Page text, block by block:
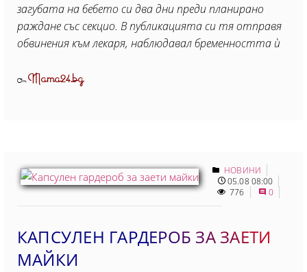
загубата на бебето си два дни преди планирано
раждане със секцио. В публикацията си тя отправя
обвинения към лекаря, наблюдавал бременността ѝ
ОтMama24.bg
НОВИНИ
05.08 08:00
776
0
КАПСУЛЕН ГАРДЕРОБ ЗА ЗАЕТИ
МАЙКИ